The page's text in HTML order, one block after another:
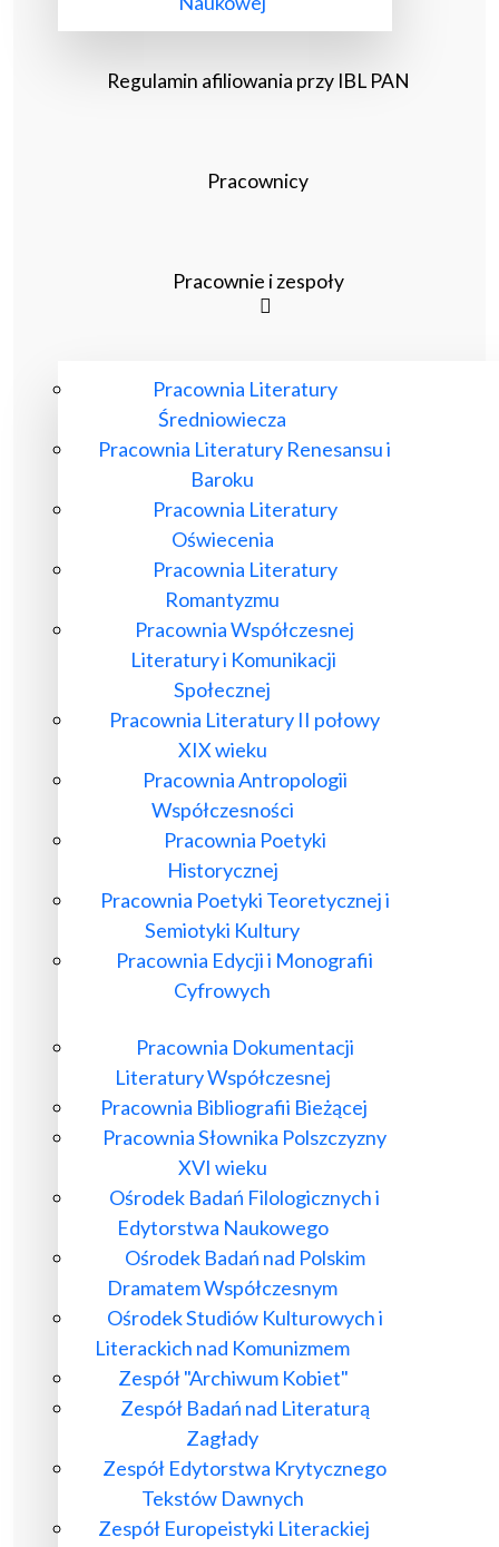
Regulamin afiliowania przy IBL PAN
Pracownicy
Pracownie i zespoły
Pracownia Literatury
Średniowiecza
Pracownia Literatury Renesansu i
Baroku
Pracownia Literatury
Oświecenia
Pracownia Literatury
Romantyzmu
Pracownia Współczesnej
Literatury i Komunikacji
Społecznej
Pracownia Literatury II połowy
XIX wieku
Pracownia Antropologii
Współczesności
Pracownia Poetyki
Historycznej
Pracownia Poetyki Teoretycznej i
Semiotyki Kultury
Pracownia Edycji i Monografii
Cyfrowych
Pracownia Dokumentacji
Literatury Współczesnej
Pracownia Bibliografii Bieżącej
Pracownia Słownika Polszczyzny
XVI wieku
Ośrodek Badań Filologicznych i
Edytorstwa Naukowego
Ośrodek Badań nad Polskim
Dramatem Współczesnym
Ośrodek Studiów Kulturowych i
Literackich nad Komunizmem
Zespół "Archiwum Kobiet"
Zespół Badań nad Literaturą
Zagłady
Zespół Edytorstwa Krytycznego
Tekstów Dawnych
Zespół Europeistyki Literackiej